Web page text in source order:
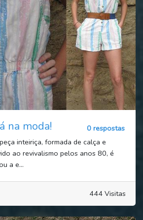
na moda!
0 respostas
inteiriça, formada de calça e
ao revivalismo pelos anos 80, é
a e...
444 Visitas